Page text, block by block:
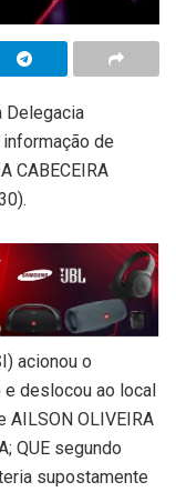
Delegacia
de
CABECEIRA
acionou o
e deslocou ao local
OLIVEIRA
QUE segundo
supostamente